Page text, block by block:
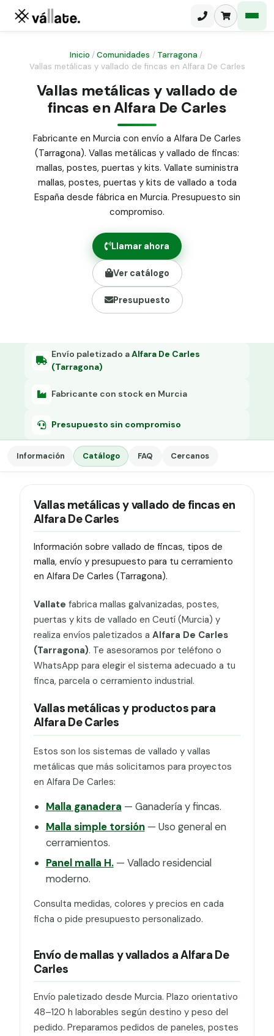
Malla ganadera
Malla simple torsión
Malla triple torsión
Panel malla H.
Puerta abatible dos hojas
Puerta acceso peatonal
Poste malla Hércules
Poste malla simple torsión
Alambre de espino galvanizado
Abrazadera PVC malla H.
Grapa malla H.
Grapadora
Tensor galvanizado
Inicio /Comunidades / Tarragona /
Vallas metálicas y vallado de fincas en Alfara De Carles
Vallas metálicas y vallado de
fincas en Alfara De Carles
Fabricante en Murcia con envío a Alfara De Carles
(Tarragona). Vallas metálicas y vallado de fincas:
mallas, postes, puertas y kits. Vallate suministra
mallas, postes, puertas y kits de vallado a toda
España desde fábrica en Murcia. Presupuesto sin
compromiso.
Llamar ahora
Ver catálogo
Presupuesto
Envío paletizado aAlfara De Carles
(Tarragona)
Fabricante con stock en Murcia
Presupuesto sin compromiso
Información Catálogo FAQ Cercanos
Vallas metálicas y vallado de fincas en
Alfara De Carles
Información sobre vallado de fincas, tipos de
malla, envío y presupuesto para tu cerramiento
en Alfara De Carles (Tarragona).
Vallate fabrica mallas galvanizadas, postes,
puertas y kits de vallado en Ceutí (Murcia) y
realiza envíos paletizados a Alfara De Carles
(Tarragona). Te asesoramos por teléfono o
WhatsApp para elegir el sistema adecuado a tu
finca, parcela o cerramiento industrial.
Vallas metálicas y productos para
Alfara De Carles
Estos son los sistemas de vallado y vallas
metálicas que más solicitamos para proyectos
en Alfara De Carles:
Malla ganadera — Ganadería y fincas.
Malla simple torsión— Uso general en
cerramientos.
Panel malla H.— Vallado residencial
moderno.
Consulta medidas, colores y precios en cada
ficha o pide presupuesto personalizado.
Envío de mallas y vallados a Alfara De
Carles
Envío paletizado desde Murcia. Plazo orientativo
48–120 h laborables según destino y peso del
pedido. Preparamos pedidos de paneles, postes